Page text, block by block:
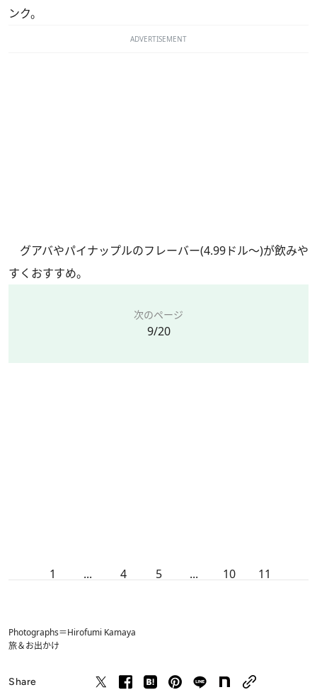
ンク。
ADVERTISEMENT
グアバやパイナップルのフレーバー(4.99ドル～)が飲みや
すくおすすめ。
次のページ
9/20
1 ... 4 5 ... 10 11
Photographs＝Hirofumi Kamaya
旅＆お出かけ
Share